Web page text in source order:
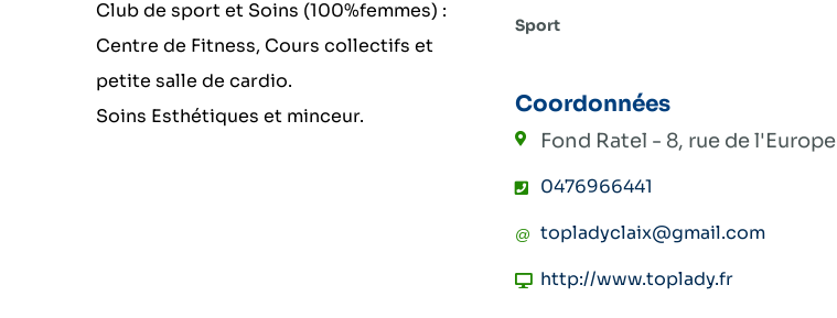
Club de sport et Soins (100%femmes) :
Centre de Fitness, Cours collectifs et
petite salle de cardio.
Soins Esthétiques et minceur.
Sport
Coordonnées
Fond Ratel - 8, rue de l'Europe
0476966441
topladyclaix@gmail.com
http://www.toplady.fr